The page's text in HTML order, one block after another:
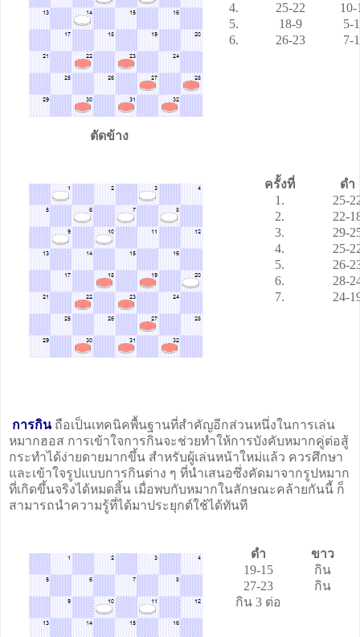
4.
5.
6.
25-22
18-9
26-23
10-
5-
7-
ตัดข้าง
ครั้งที่
1.
2.
3.
4.
5.
6.
7.
ดำ
25-
22-
29-
25-
26-
28-
24-
การกิน ถือเป็นเทคนิคพื้นฐานที่สำคัญอีกส่วนหนึ่งในการเล่น
หมากฮอส การเข้าใจการกินจะช่วยทำให้การบังคับหมากคู่ต่อสู้
กระทำได้ง่ายดายมากขึ้น สำหรับผู้เล่นหน้าใหม่แล้ว ควรศึกษา
และเข้าใจรูปแบบการกินต่าง ๆ ที่นำเสนอซึ่งคัดมาจากรูปหมาก
ที่เกิดขึ้นจริงได้หมดสิ้น เมื่อพบกับหมากในลักษณะคล้ายกันนี้ ก็
สามารถนำความรู้ที่ได้มาประยุกต์ใช้ได้ทันที
ดำ
19-15
27-23
กิน 3 ต่อ
ขาว
กิน
กิน